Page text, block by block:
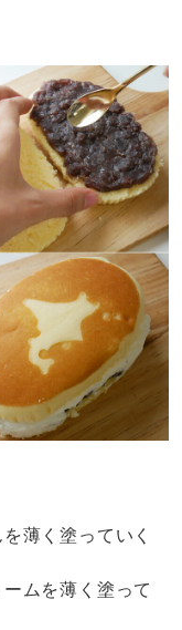
薄く塗っていく
ムを薄く塗って